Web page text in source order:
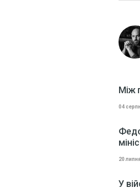
Між
04
20
У